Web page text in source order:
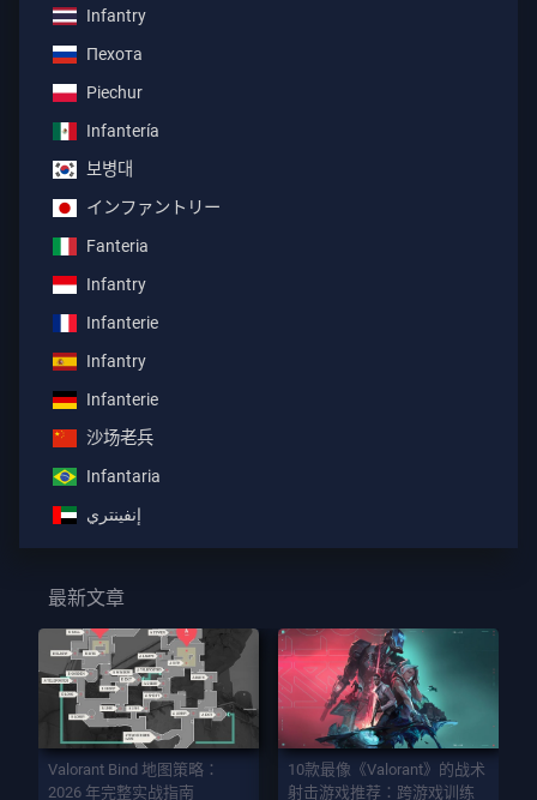
Infantry
Пехота
Piechur
Infantería
보병대
インファントリー
Fanteria
Infantry
Infanterie
Infantry
Infanterie
沙场老兵
Infantaria
إنفينتري
最新文章
Valorant Bind 地图策略：
2026 年完整实战指南
10款最像《Valorant》的战术
射击游戏推荐：跨游戏训练